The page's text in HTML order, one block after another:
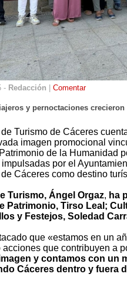
- Redacción Comentar
y pernoctaciones crecieron
Turismo de Cáceres
imagen promocional
de la Humanidad
por el
Cáceres como destino
Turismo, Ángel Orgaz, ha
Patrimonio, Tirso Leal;
y Festejos, Soledad
que «estamos en un
que contribuyen a
y contamos con un
Cáceres dentro y fuera